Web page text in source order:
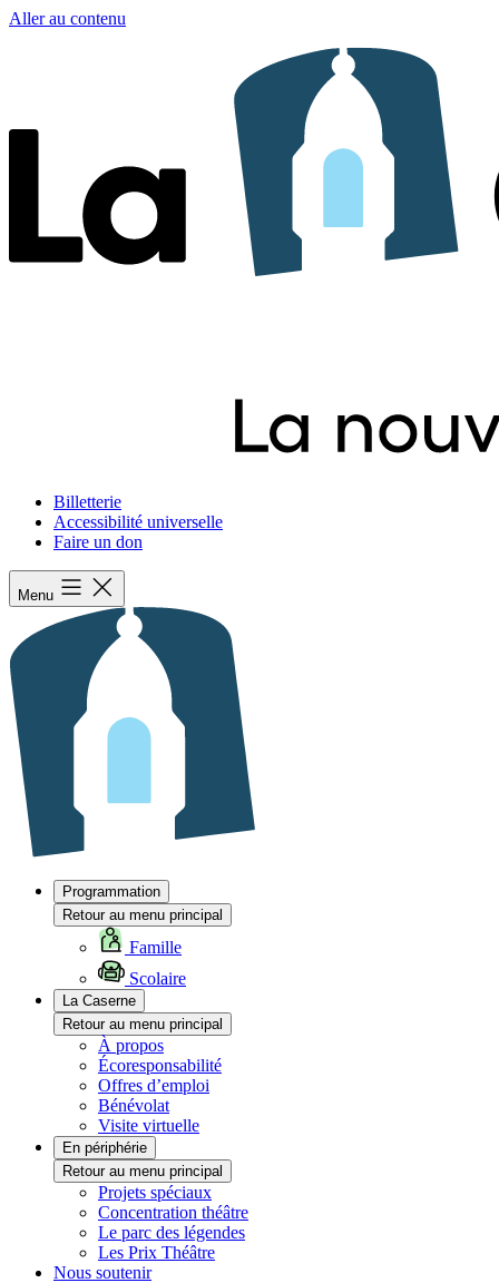
Aller au contenu
Billetterie
Accessibilité universelle
Faire un don
Menu
Programmation
Retour au menu principal
Famille
Scolaire
La Caserne
Retour au menu principal
À propos
Écoresponsabilité
Offres d’emploi
Bénévolat
Visite virtuelle
En périphérie
Retour au menu principal
Projets spéciaux
Concentration théâtre
Le parc des légendes
Les Prix Théâtre
Nous soutenir